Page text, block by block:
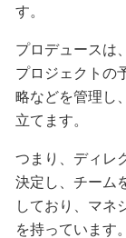
す。
プロデュースは
プロジェクトの
略などを管理し
立てます。
つまり、ディレ
決定し、チーム
しており、マネ
を持っています。